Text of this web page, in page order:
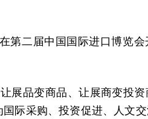
第二届中国国际进口博览会
品变商品、让展商变投资
际采购、投资促进、人文